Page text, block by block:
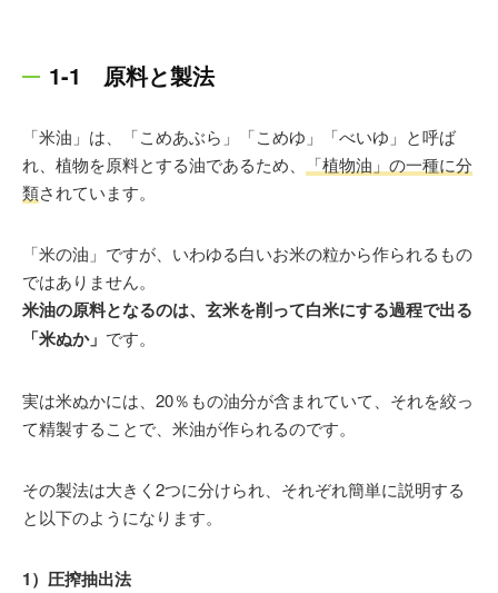
1-1 原料と製法
「米油」は、「こめあぶら」「こめゆ」「べいゆ」と呼ば
れ、植物を原料とする油であるため、
「植物油」の一種に分
類されています。
「米の油」ですが、いわゆる白いお米の粒から作られるもの
ではありません。
米油の原料となるのは、玄米を削って白米にする過程で出る
「米ぬか」 です。
実は米ぬかには、20％もの油分が含まれていて、それを絞っ
て精製することで、米油が作られるのです。
その製法は大きく2つに分けられ、それぞれ簡単に説明する
と以下のようになります。
1）圧搾抽出法